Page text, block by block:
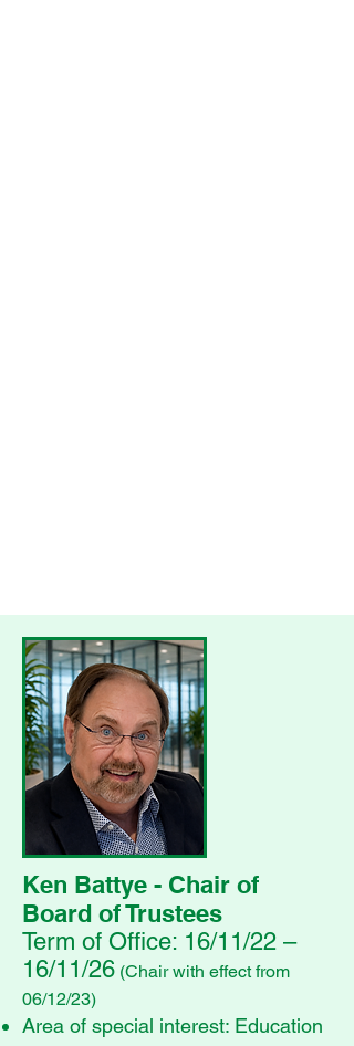
Ken Battye - Chair of
Board of Trustees
Term of Office: 16/11/22 –
16/11/26 (Chair with effect from
06/12/23)
Area of special interest: Education